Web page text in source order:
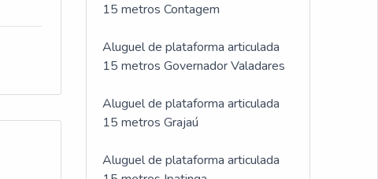
15 metros Contagem
Aluguel de plataforma articulada
15 metros Governador Valadares
Aluguel de plataforma articulada
15 metros Grajaú
Aluguel de plataforma articulada